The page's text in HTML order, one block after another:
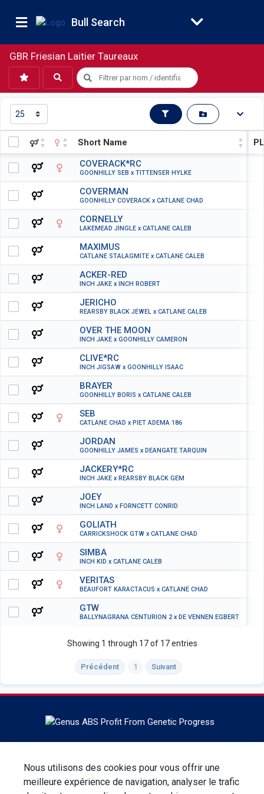
Bull Search
GBR Friesian Laitier Taureaux
Short Name
Short Name
COVERACK*RC
GOONHILLY SEB x TITTENSER HYLKE
COVERMAN
GOONHILLY COVERACK x CATLANE CHAD
CORNELLY
LAKEMEAD JINGLE x CATLANE CALEB
MAXIMUS
CATLANE STALAGMITE x CATLANE CALEB
ACKER-RED
INCH JAKE x INCH ROBERT
JERICHO
REARSBY BLACK JEWEL x CATLANE CALEB
OVER THE MOON
INCH JAKE x GOONHILLY CAMERON
CLIVE*RC
INCH JIGSAW x GOONHILLY ISAAC
BRAYER
GOONHILLY BORIS x CATLANE CALEB
SEB
CATLANE CHAD x PIET ADEMA 186
JORDAN
GOONHILLY JAMES x DEANGATE TARQUIN
JACKERY*RC
INCH JAKE x REARSBY BLACK GEM
JOEY
INCH LAND x FORNCETT CONRID
GOLIATH
CARRICKSHOCK GTW x CATLANE CHAD
SIMBA
INCH KID x CATLANE CALEB
VERITAS
BEAUFORT KARACTACUS x CATLANE CHAD
GTW
BALLYNAGRANA CENTURION 2 x DE VENNEN EGBERT
Showing 1 through 17 of 17 entries
Précédent 1 Suivant
Nous utilisons des cookies pour vous offrir une
meilleure expérience de navigation, analyser le trafic
technologies et en services de reproduction bovine. ABS
Global est une division de Genus plc.